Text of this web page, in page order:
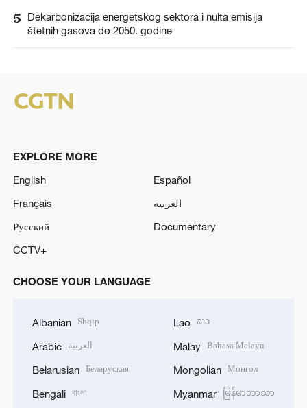
5
Dekarbonizacija energetskog sektora i nulta emisija
štetnih gasova do 2050. godine
EXPLORE MORE
English
Español
Français
العربية
Русский
Documentary
CCTV+
CHOOSE YOUR LANGUAGE
Albanian Shqip
Arabic العربية
Belarusian Беларуская
Bengali বাংলা
Lao ລາວ
Malay Bahasa Melayu
Mongolian Монгол
Myanmar မြန်မာဘာသာ